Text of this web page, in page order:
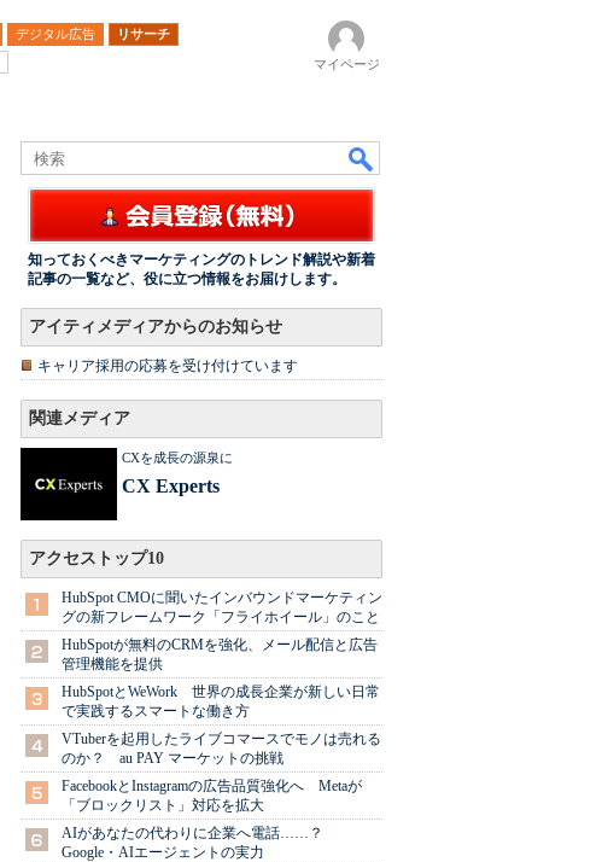
デジタル広告
リサーチ
マイページ
知っておくべきマーケティングのトレンド解説や新着
記事の一覧など、役に立つ情報をお届けします。
アイティメディアからのお知らせ
キャリア採用の応募を受け付けています
関連メディア
CXを成長の源泉に
CX Experts
アクセストップ10
HubSpot CMOに聞いたインバウンドマーケティン
グの新フレームワーク「フライホイール」のこと
HubSpotが無料のCRMを強化、メール配信と広告
管理機能を提供
HubSpotとWeWork 世界の成長企業が新しい日常
で実践するスマートな働き方
VTuberを起用したライブコマースでモノは売れる
のか？ au PAY マーケットの挑戦
FacebookとInstagramの広告品質強化へ Metaが
「ブロックリスト」対応を拡大
AIがあなたの代わりに企業へ電話……？
Google・AIエージェントの実力